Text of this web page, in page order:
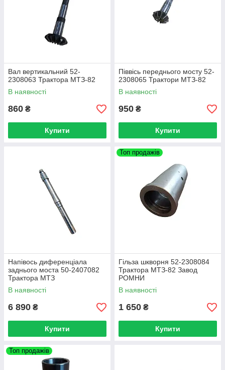
Вал вертикальний 52-
2308063 Трактора МТЗ-82
В наявності
860 ₴
Купити
Піввісь переднього мосту 52-
2308065 Трактори МТЗ-82
В наявності
950 ₴
Купити
Напівось диференціала
заднього моста 50-2407082
Трактора МТЗ
В наявності
6 890 ₴
Купити
Топ продажів
Гільза шкворня 52-2308084
Трактора МТЗ-82 Завод
РОМНИ
В наявності
1 650 ₴
Купити
Топ продажів